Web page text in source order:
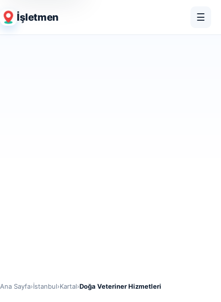
İşletmen ☰
Ana Sayfa›İstanbul›Kartal›Doğa Veteriner Hizmetleri